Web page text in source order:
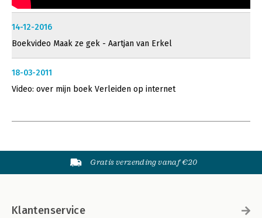
14-12-2016
Boekvideo Maak ze gek - Aartjan van Erkel
18-03-2011
Video: over mijn boek Verleiden op internet
Gratis verzending vanaf €20
Klantenservice